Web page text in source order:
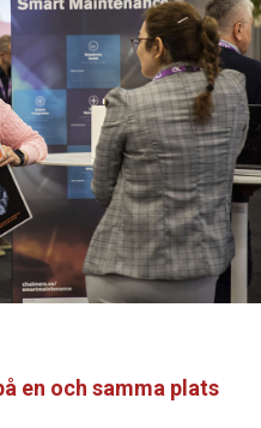
en och samma plats